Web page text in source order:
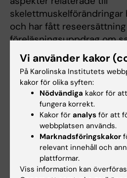
och har fått
föreläsningsuppdrag om
Publikation
“Longitudinal changes in
muscle composition and
biomarkers over 5 years
in transgender individuals”
Lundberg, Andrea
Helene Rundqvist, Eric
Holmberg, Salwan
Vi använder kakor
På Karolinska Institutets
kakor för olika syften:
Nödvändiga kakor för
fungera korrekt.
Kakor för analys för att
webbplatsen används.
Marknadsföringskakor
relevant innehåll och
plattformar.
Viss information kan